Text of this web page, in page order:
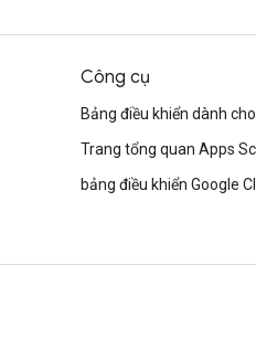
Công cụ
Bảng điều khiển dành
Trang tổng quan Apps
bảng điều khiển Google